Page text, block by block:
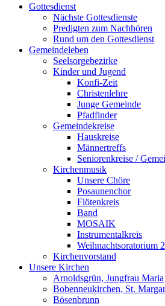
Gottesdienst
Nächste Gottesdienste
Predigten zum Nachhören
Rund um den Gottesdienst
Gemeindeleben
Seelsorgebezirke
Kinder und Jugend
Konfi-Zeit
Christenlehre
Junge Gemeinde
Pfadfinder
Gemeindekreise
Hauskreise
Männertreffs
Seniorenkreise /
Kirchenmusik
Unsere Chöre
Posaunenchor
Flötenkreis
Band
MOSAIK
Instrumentalkreis
Weihnachtsoratorium
Kirchenvorstand
Unsere Kirchen
Arnoldsgrün, Jungfrau Maria
Bobenneukirchen, St.
Bösenbrunn